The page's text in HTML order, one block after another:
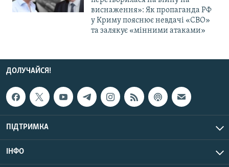
виснаження»: Як пропаганда РФ
у Криму пояснює невдачі «СВО»
та залякує «мінними атаками»
ДОЛУЧАЙСЯ!
ПІДТРИМКА
ІНФО